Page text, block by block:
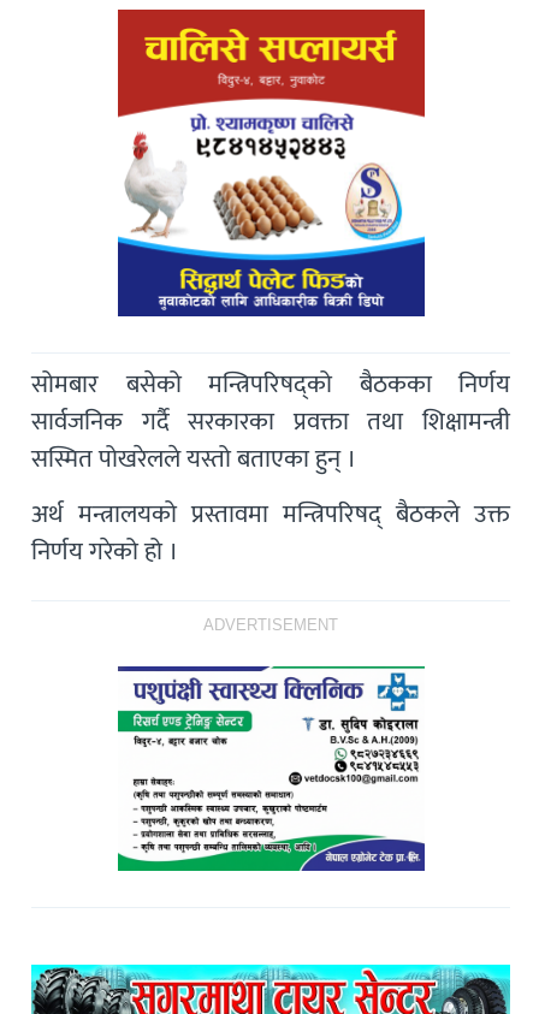
सोमबार बसेको मन्त्रिपरिषद्को बैठकका निर्णय
सार्वजनिक गर्दै सरकारका प्रवक्ता तथा शिक्षामन्त्री
सस्मित पोखरेलले यस्तो बताएका हुन् ।
अर्थ मन्त्रालयको प्रस्तावमा मन्त्रिपरिषद् बैठकले उक्त
निर्णय गरेको हो ।
ADVERTISEMENT